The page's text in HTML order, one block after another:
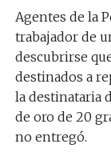
Agentes de la
trabajador de
descubrirse
destinados a
la destinataria
de oro de 20
no entregó.